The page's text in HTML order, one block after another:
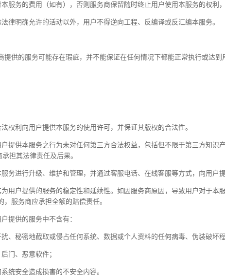
服务的费用（如有），否则服务商保留随时终止用户使用本服务的权利
律明确允许的活动以外，用户不得逆向工程、反编译或反汇编本服务。
提供的服务可能存在瑕疵，并不能保证在任何情况下都能正常执行或达到
权利向用户提供本服务的使用许可，并保证其版权的合法性。
提供本服务之行为未对任何第三方合法权益，包括但不限于第三方知
承担其法律责任及后果。
务进行升级、维护和管理，并通过客服电话、在线客服等方式，向用户
用户提供的服务的稳定性和延续性。如因服务商原因，导致用户对于本
服务商应承担全额的赔偿责任。
提供的服务中不含有：
扰、秘密地截取或侵占任何系统、数据或个人资料的任何病毒、伪装破坏
门、恶意软件；
统安全造成损害的不安全内容。